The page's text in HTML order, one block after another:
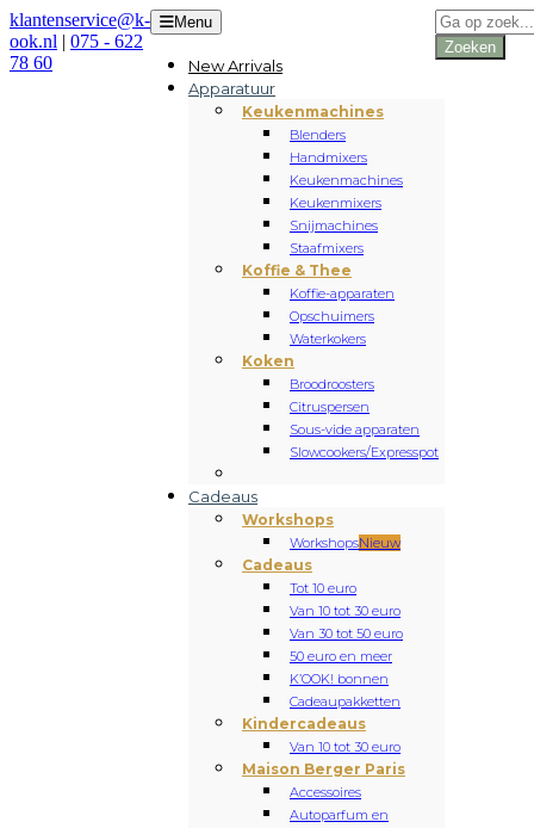
klantenservice@k-
ook.nl | 075 - 622
78 60
Menu
New Arrivals
Apparatuur
Keukenmachines
Blenders
Handmixers
Keukenmachines
Keukenmixers
Snijmachines
Staafmixers
Koffie & Thee
Koffie-apparaten
Opschuimers
Waterkokers
Koken
Broodroosters
Citruspersen
Sous-vide apparaten
Slowcookers/Expresspot
Cadeaus
Workshops
WorkshopsNieuw
Cadeaus
Tot 10 euro
Van 10 tot 30 euro
Van 30 tot 50 euro
50 euro en meer
K’OOK! bonnen
Cadeaupakketten
Kindercadeaus
Van 10 tot 30 euro
Maison Berger Paris
Accessoires
Autoparfum en
Producten
zoeken
Zoeken